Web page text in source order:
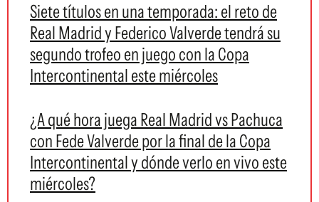
Siete títulos en una temporada: el reto de
Real Madrid y Federico Valverde tendrá su
segundo trofeo en juego con la Copa
Intercontinental este miércoles
¿A qué hora juega Real Madrid vs Pachuca
con Fede Valverde por la final de la Copa
Intercontinental y dónde verlo en vivo este
miércoles?